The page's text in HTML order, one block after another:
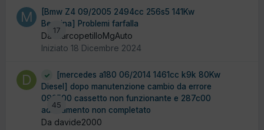
17
[Bmw Z4 09/2005 2494cc 256s5 141Kw
Benzina] Problemi farfalla
Da MarcopetilloMgAuto
Iniziato 18 Dicembre 2024
45
[mercedes a180 06/2014 1461cc k9k 80Kw
Diesel] dopo manutenzione cambio da errore
092500 cassetto non funzionante e 287c00
adattamento non completato
Da davide2000